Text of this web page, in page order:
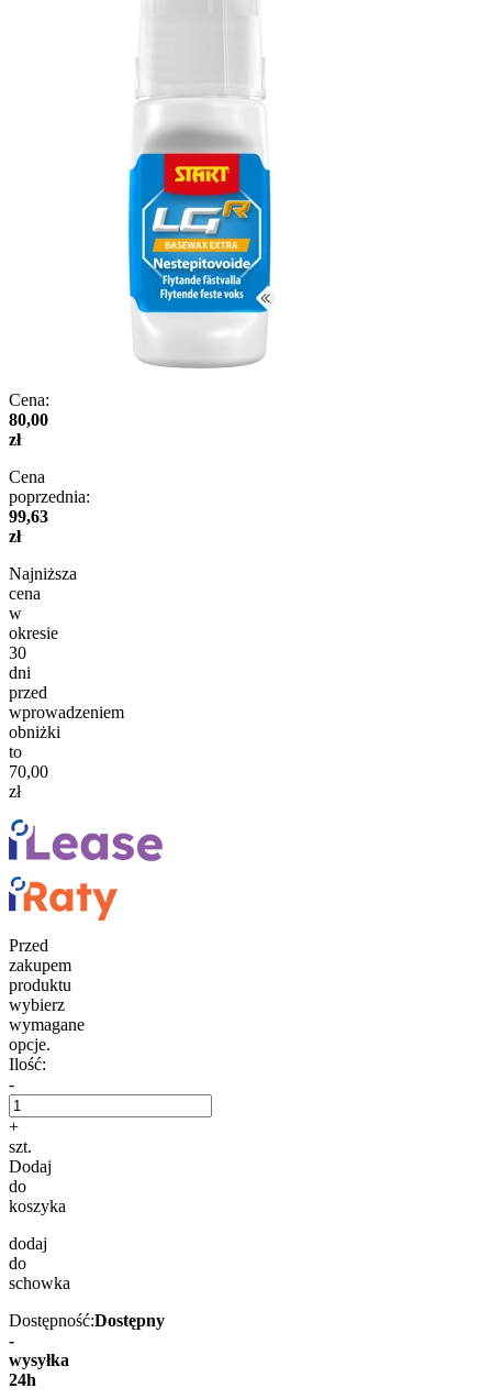
Cena:
80,00
zł
Cena
poprzednia:
99,63
zł
Najniższa
cena
w
okresie
30
dni
przed
wprowadzeniem
obniżki
to
70,00
zł
Przed
zakupem
produktu
wybierz
wymagane
opcje.
Ilość:
-
+
szt.
Dodaj
do
koszyka
dodaj
do
schowka
Dostępność:Dostępny
-
wysyłka
24h